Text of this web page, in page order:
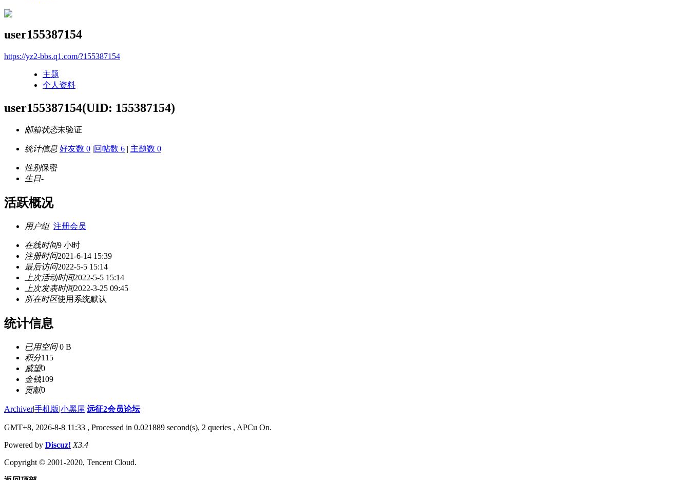
user155387154
https://yz2-bbs.q1.com/?155387154
主题
个人资料
user155387154(UID: 155387154)
邮箱状态未验证
统计信息 好友数 0 |回帖数 6 | 主题数 0
性别保密
生日-
活跃概况
用户组 注册会员
在线时间9 小时
注册时间2021-6-14 15:39
最后访问2022-5-5 15:14
上次活动时间2022-5-5 15:14
上次发表时间2022-3-25 09:45
所在时区使用系统默认
统计信息
已用空间0 B
积分115
威望0
金钱109
贡献0
Archiver|手机版|小黑屋|远征2会员论坛
GMT+8, 2026-8-8 11:33 , Processed in 0.021889 second(s), 2 queries , APCu On.
Powered by Discuz! X3.4
Copyright © 2001-2020, Tencent Cloud.